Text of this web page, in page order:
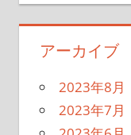
アーカイブ
2023年8月
2023年7月